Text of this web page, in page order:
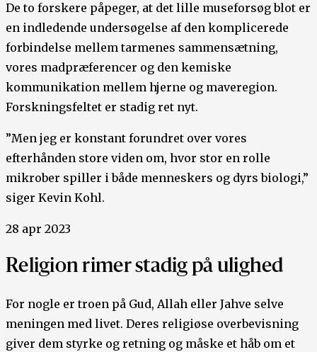
De to forskere påpeger, at det lille museforsøg blot er
en indledende undersøgelse af den komplicerede
forbindelse mellem tarmenes sammensætning,
vores madpræferencer og den kemiske
kommunikation mellem hjerne og maveregion.
Forskningsfeltet er stadig ret nyt.
”Men jeg er konstant forundret over vores
efterhånden store viden om, hvor stor en rolle
mikrober spiller i både menneskers og dyrs biologi,”
siger Kevin Kohl.
28 apr 2023
Religion rimer stadig på ulighed
For nogle er troen på Gud, Allah eller Jahve selve
meningen med livet. Deres religiøse overbevisning
giver dem styrke og retning og måske et håb om et